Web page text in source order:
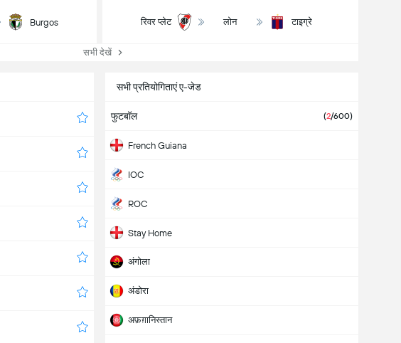
Burgos रिवर प्लेट लोन टाइग्रे
सभी देखें
सभी प्रतियोगिताएं ए-जेड
फुटबॉल (2/600)
French Guiana
IOC
ROC
Stay Home
अंगोला
अंडोरा
अफ़ग़ानिस्तान